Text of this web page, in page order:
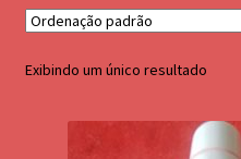
Terapia Tântrica
Massageadores e Vibradores
Exibindo um único resultado